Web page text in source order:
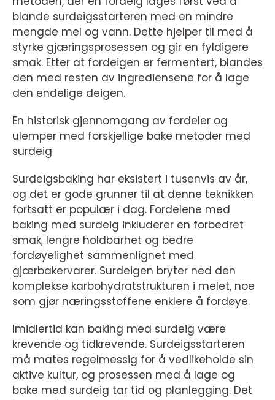
blande surdeigsstarteren med en mindre
mengde mel og vann. Dette hjelper til med å
styrke gjæringsprosessen og gir en fyldigere
smak. Etter at fordeigen er fermentert, blandes
den med resten av ingrediensene for å lage
den endelige deigen.
En historisk gjennomgang av fordeler og
ulemper med forskjellige bake metoder med
surdeig
Surdeigsbaking har eksistert i tusenvis av år,
og det er gode grunner til at denne teknikken
fortsatt er populær i dag. Fordelene med
baking med surdeig inkluderer en forbedret
smak, lengre holdbarhet og bedre
fordøyelighet sammenlignet med
gjærbakervarer. Surdeigen bryter ned den
komplekse karbohydratstrukturen i melet, noe
som gjør næringsstoffene enklere å fordøye.
Imidlertid kan baking med surdeig være
krevende og tidkrevende. Surdeigsstarteren
må mates regelmessig for å vedlikeholde sin
aktive kultur, og prosessen med å lage og
bake med surdeig tar tid og planlegging. Det